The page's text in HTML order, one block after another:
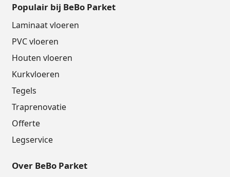
Populair bij BeBo Parket
Laminaat vloeren
PVC vloeren
Houten vloeren
Kurkvloeren
Tegels
Traprenovatie
Offerte
Legservice
Over BeBo Parket